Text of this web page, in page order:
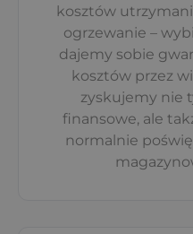
kosztów
ogrzewanie –
dajemy sobie
kosztów przez
zyskujemy nie
finansowe, ale
normalnie